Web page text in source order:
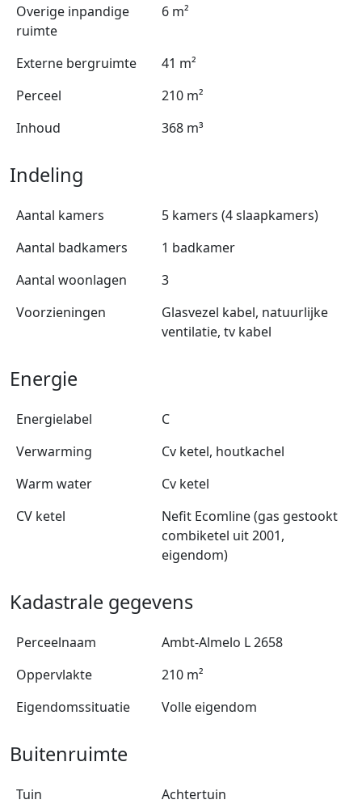
Overige inpandige
ruimte
6 m²
Externe bergruimte
41 m²
Perceel
210 m²
Inhoud
368 m³
Indeling
Aantal kamers
5 kamers (4 slaapkamers)
Aantal badkamers
1 badkamer
Aantal woonlagen
3
Voorzieningen
Glasvezel kabel, natuurlijke
ventilatie, tv kabel
Energie
Energielabel
C
Verwarming
Cv ketel, houtkachel
Warm water
Cv ketel
CV ketel
Nefit Ecomline (gas gestookt
combiketel uit 2001,
eigendom)
Kadastrale gegevens
Perceelnaam
Ambt-Almelo L 2658
Oppervlakte
210 m²
Eigendomssituatie
Volle eigendom
Buitenruimte
Tuin
Achtertuin